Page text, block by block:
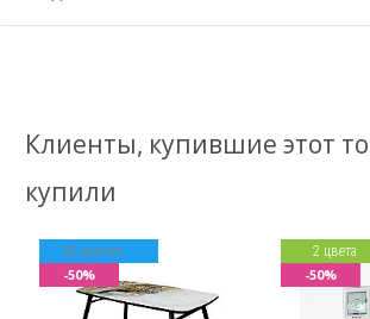
Клиенты, купившие этот
купили
30 цветов
-50%
2 цвета
-50%